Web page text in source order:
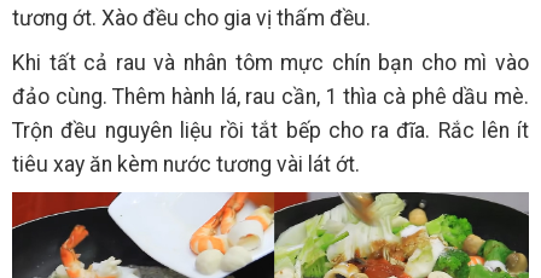
tương ớt. Xào đều cho gia vị thấm đều.
Khi tất cả rau và nhân tôm mực chín bạn cho mì vào
đảo cùng. Thêm hành lá, rau cần, 1 thìa cà phê dầu mè.
Trộn đều nguyên liệu rồi tắt bếp cho ra đĩa. Rắc lên ít
tiêu xay ăn kèm nước tương vài lát ớt.